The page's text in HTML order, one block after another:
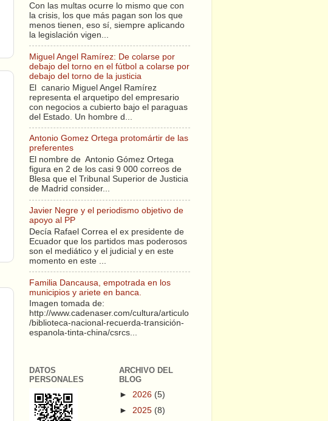
Con las multas ocurre lo mismo que con
la crisis, los que más pagan son los que
menos tienen, eso sí, siempre aplicando
la legislación vigen...
Miguel Angel Ramírez: De colarse por
debajo del torno en el fútbol a colarse por
debajo del torno de la justicia
El canario Miguel Angel Ramírez
representa el arquetipo del empresario
con negocios a cubierto bajo el paraguas
del Estado. Un hombre d...
Antonio Gomez Ortega protomártir de las
preferentes
El nombre de Antonio Gómez Ortega
figura en 2 de los casi 9 000 correos de
Blesa que el Tribunal Superior de Justicia
de Madrid consider...
Javier Negre y el periodismo objetivo de
apoyo al PP
Decía Rafael Correa el ex presidente de
Ecuador que los partidos mas poderosos
son el mediático y el judicial y en este
momento en este ...
Familia Dancausa, empotrada en los
municipios y ariete en banca.
Imagen tomada de:
http://www.cadenaser.com/cultura/articulo
/biblioteca-nacional-recuerda-transición-
espanola-tinta-china/csrcs...
DATOS
PERSONALES
ARCHIVO DEL
BLOG
► 2026 (5)
► 2025 (8)